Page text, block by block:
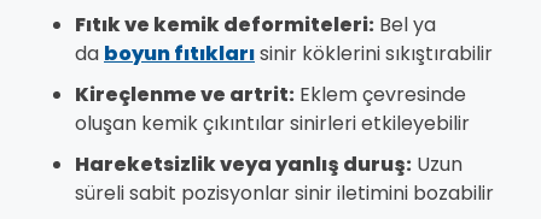
Fıtık ve kemik deformiteleri: Bel ya
da boyun fıtıklarısinir köklerini sıkıştırabilir
Kireçlenme ve artrit: Eklem çevresinde
oluşan kemik çıkıntılar sinirleri etkileyebilir
Hareketsizlik veya yanlış duruş: Uzun
süreli sabit pozisyonlar sinir iletimini bozabilir